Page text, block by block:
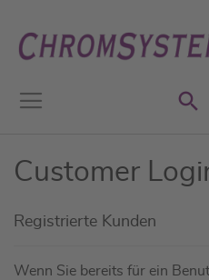
Inhalt
springen
Customer
Registrierte Kunden
Wenn Sie bereits für ein